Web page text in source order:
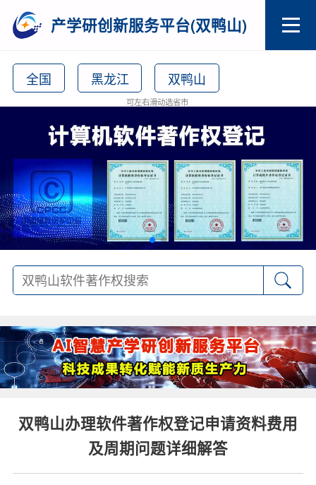
产学研创新服务平台(双鸭山)
全国 黑龙江 双鸭山
可左右滑动选省市
双鸭山办理软件著作权登记申请资料费用
及周期问题详细解答